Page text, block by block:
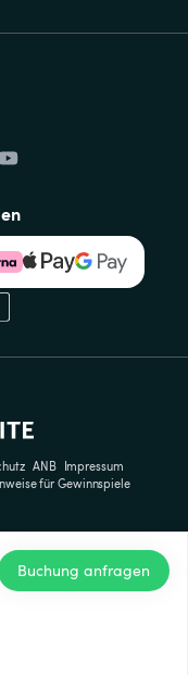
Buchung anfragen
ANB
Impressum
für Gewinnspiele